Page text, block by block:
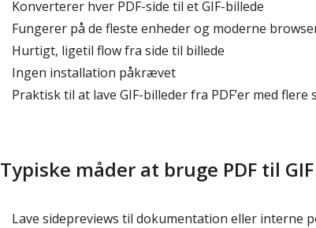
Konverterer hver PDF-side til et GIF-billede
Fungerer på de fleste enheder og moderne
Hurtigt, ligetil flow fra side til billede
Ingen installation påkrævet
Praktisk til at lave GIF-billeder fra PDF’er med flere
Typiske måder at bruge PDF til
Lave sidepreviews til dokumentation eller interne